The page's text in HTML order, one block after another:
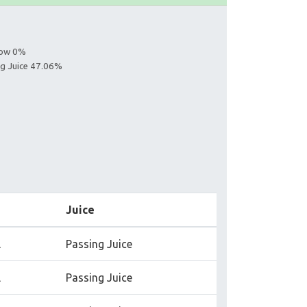
0%
Juice 47.06%
Juice
Passing Juice
Passing Juice